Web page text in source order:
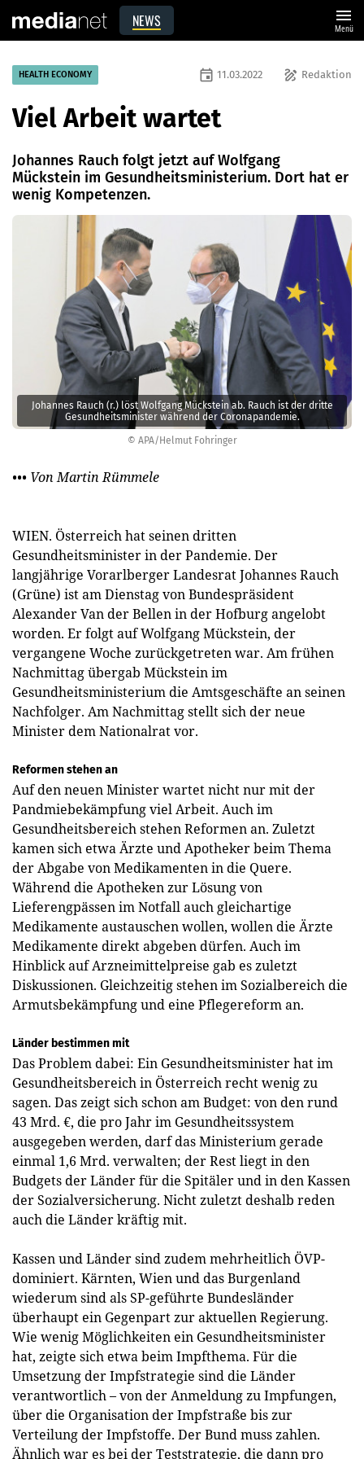
NEWS menu
Menü
© APA/Helmut Fohringer
Johannes Rauch (r.) löst Wolfgang Mückstein ab. Rauch ist der dritte
Gesundheitsminister während der Coronapandemie.
HEALTH ECONOMY draw Redaktion
event 11.03.2022
Viel Arbeit wartet
Johannes Rauch folgt jetzt auf Wolfgang
Mückstein im Gesundheitsministerium. Dort hat er
wenig Kompetenzen.
••• Von Martin Rümmele
WIEN. Österreich hat seinen dritten
Gesundheitsminister in der Pandemie. Der
langjährige Vorarlberger Landesrat Johannes Rauch
(Grüne) ist am Dienstag von Bundespräsident
Alexander Van der Bellen in der Hofburg angelobt
worden. Er folgt auf Wolfgang Mückstein, der
vergangene Woche zurückgetreten war. Am frühen
Nachmittag übergab Mückstein im
Gesundheitsministerium die Amtsgeschäfte an seinen
Nachfolger. Am Nachmittag stellt sich der neue
Minister dem Nationalrat vor.
Reformen stehen an
Auf den neuen Minister wartet nicht nur mit der
Pandmiebekämpfung viel Arbeit. Auch im
Gesundheitsbereich stehen Reformen an. Zuletzt
kamen sich etwa Ärzte und Apotheker beim Thema
der Abgabe von Medikamenten in die Quere.
Während die Apotheken zur Lösung von
Lieferengpässen im Notfall auch gleichartige
Medikamente austauschen wollen, wollen die Ärzte
Medikamente direkt abgeben dürfen. Auch im
Hinblick auf Arzneimittelpreise gab es zuletzt
Diskussionen. Gleichzeitig stehen im Sozialbereich die
Armutsbekämpfung und eine Pflegereform an.
Länder bestimmen mit
Das Problem dabei: Ein Gesundheitsminister hat im
Gesundheitsbereich in Österreich recht wenig zu
sagen. Das zeigt sich schon am Budget: von den rund
43 Mrd. €, die pro Jahr im Gesundheitssystem
ausgegeben werden, darf das Ministerium gerade
einmal 1,6 Mrd. verwalten; der Rest liegt in den
Budgets der Länder für die Spitäler und in den Kassen
der Sozialversicherung. Nicht zuletzt deshalb reden
auch die Länder kräftig mit.
Kassen und Länder sind zudem mehrheitlich ÖVP-
dominiert. Kärnten, Wien und das Burgenland
wiederum sind als SP-geführte Bundesländer
überhaupt ein Gegenpart zur aktuellen Regierung.
Wie wenig Möglichkeiten ein Gesundheitsminister
hat, zeigte sich etwa beim Impfthema. Für die
Umsetzung der Impfstrategie sind die Länder
verantwortlich – von der Anmeldung zu Impfungen,
über die Organisation der Impfstraße bis zur
Verteilung der Impfstoffe. Der Bund muss zahlen.
Ähnlich war es bei der Teststrategie, die dann pro